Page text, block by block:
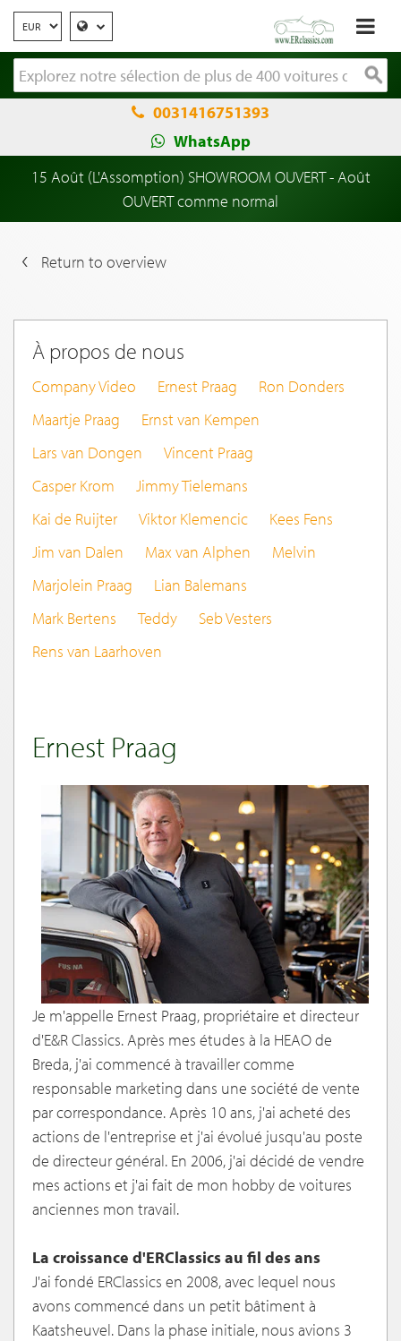
0031416751393
WhatsApp
15 Août (L'Assomption) SHOWROOM OUVERT - Août
OUVERT comme normal
Return to overview
À propos de nous
Company Video Ernest Praag
Ron Donders
Maartje Praag
Ernst van Kempen
Lars van Dongen
Vincent Praag
Casper Krom
Jimmy Tielemans
Kai de Ruijter
Viktor Klemencic
Kees Fens
Jim van Dalen
Max van Alphen
Melvin
Marjolein Praag
Lian Balemans
Mark Bertens
Teddy
Seb Vesters
Rens van Laarhoven
Ernest Praag
Je m'appelle Ernest Praag, propriétaire et directeur
d'E&R Classics. Après mes études à la HEAO de
Breda, j'ai commencé à travailler comme
responsable marketing dans une société de vente
par correspondance. Après 10 ans, j'ai acheté des
actions de l'entreprise et j'ai évolué jusqu'au poste
de directeur général. En 2006, j'ai décidé de vendre
mes actions et j'ai fait de mon hobby de voitures
anciennes mon travail.
La croissance d'ERClassics au fil des ans
J'ai fondé ERClassics en 2008, avec lequel nous
avons commencé dans un petit bâtiment à
Kaatsheuvel. Dans la phase initiale, nous avions 3